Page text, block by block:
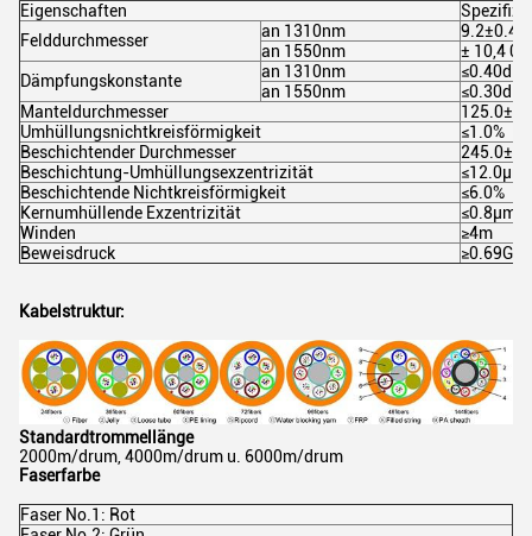
Eigenschaften
Felddurchmesser
an 1310nm
an 1550nm
± 10,4
Dämpfungskonstante
an 1310nm
an 1550nm
Manteldurchmesser
Umhüllungsnichtkreisförmigkeit
≤1.0%
Beschichtender Durchmesser
Beschichtung-Umhüllungsexzentrizität
≤12.0µm
Beschichtende Nichtkreisförmigkeit
≤6.0%
Kernumhüllende Exzentrizität
≤0.8µm
Winden
≥4m
Beweisdruck
≥0.69GPa
Kabelstruktur:
Standardtrommellänge
2000m/drum, 4000m/drum u. 6000m/drum
Faserfarbe
Faser No.1: Rot